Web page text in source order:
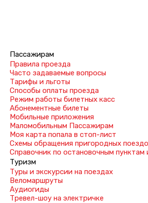
Пассажирам
Правила проезда
Часто задаваемые вопросы
Тарифы и льготы
Способы оплаты проезда
Режим работы билетных касс
Абонементные билеты
Мобильные приложения
Маломобильным Пассажирам
Моя карта попала в стоп-лист
Cхемы обращения пригородных
Справочник по остановочным пунктам
Туризм
Туры и экскурсии на поездах
Веломаршруты
Аудиогиды
Тревел-шоу на электричке